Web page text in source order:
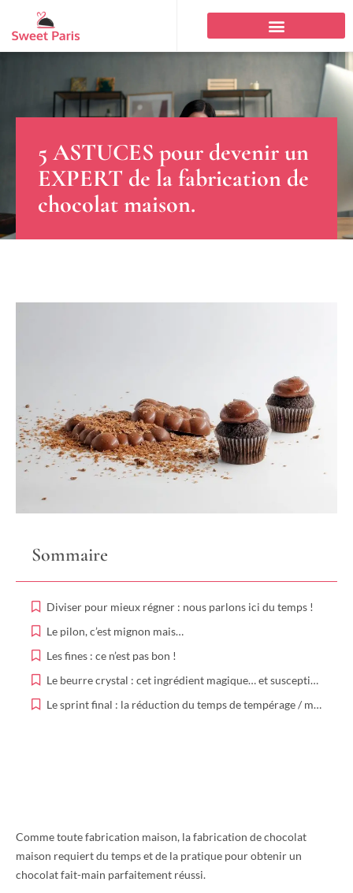
5 ASTUCES pour devenir un
EXPERT de la fabrication de
chocolat maison.
Sommaire
Diviser pour mieux régner : nous parlons ici du temps !
Le pilon, c’est mignon mais…
Les fines : ce n’est pas bon !
Le beurre crystal : cet ingrédient magique… et susceptible à la fois
Le sprint final : la réduction du temps de tempérage / moulage
Comme toute fabrication maison, la fabrication de chocolat
maison requiert du temps et de la pratique pour obtenir un
chocolat fait-main parfaitement réussi.